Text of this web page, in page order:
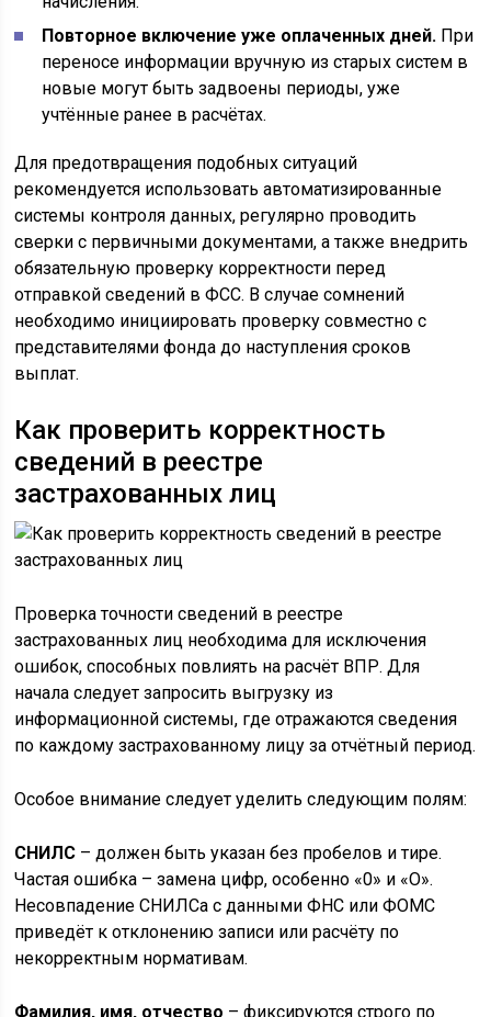
Повторное включение уже оплаченных дней. При
переносе информации вручную из старых систем в
новые могут быть задвоены периоды, уже
учтённые ранее в расчётах.
Для предотвращения подобных ситуаций
рекомендуется использовать автоматизированные
системы контроля данных, регулярно проводить
сверки с первичными документами, а также внедрить
обязательную проверку корректности перед
отправкой сведений в ФСС. В случае сомнений
необходимо инициировать проверку совместно с
представителями фонда до наступления сроков
выплат.
Как проверить корректность
сведений в реестре
застрахованных лиц
Проверка точности сведений в реестре
застрахованных лиц необходима для исключения
ошибок, способных повлиять на расчёт ВПР. Для
начала следует запросить выгрузку из
информационной системы, где отражаются сведения
по каждому застрахованному лицу за отчётный период.
Особое внимание следует уделить следующим полям:
СНИЛС – должен быть указан без пробелов и тире.
Частая ошибка – замена цифр, особенно «0» и «О».
Несовпадение СНИЛСа с данными ФНС или ФОМС
приведёт к отклонению записи или расчёту по
некорректным нормативам.
Фамилия, имя, отчество – фиксируются строго по